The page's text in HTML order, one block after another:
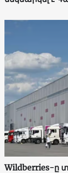
Wildberries-ը